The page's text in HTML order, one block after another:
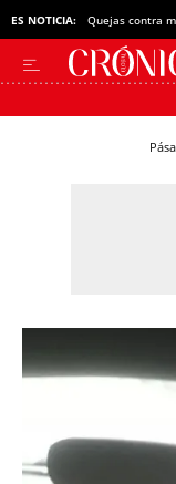
ES NOTICIA: Quejas contra